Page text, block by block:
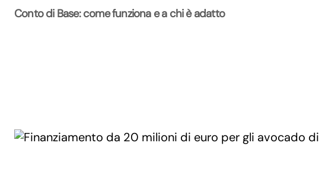
Conto di Base: come funziona e a chi è adatto